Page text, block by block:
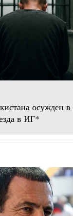
осужден
в ИГ*